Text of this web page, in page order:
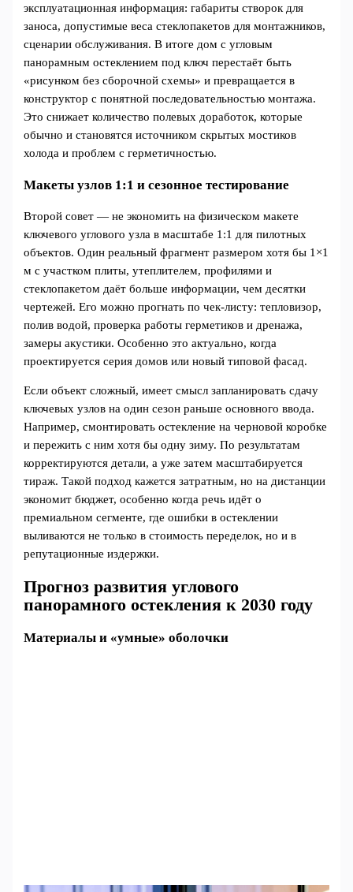
эксплуатационная информация: габариты створок для
заноса, допустимые веса стеклопакетов для монтажников,
сценарии обслуживания. В итоге дом с угловым
панорамным остеклением под ключ перестаёт быть
«рисунком без сборочной схемы» и превращается в
конструктор с понятной последовательностью монтажа.
Это снижает количество полевых доработок, которые
обычно и становятся источником скрытых мостиков
холода и проблем с герметичностью.
Макеты узлов 1:1 и сезонное тестирование
Второй совет — не экономить на физическом макете
ключевого углового узла в масштабе 1:1 для пилотных
объектов. Один реальный фрагмент размером хотя бы 1×1
м с участком плиты, утеплителем, профилями и
стеклопакетом даёт больше информации, чем десятки
чертежей. Его можно прогнать по чек‑листу: тепловизор,
полив водой, проверка работы герметиков и дренажа,
замеры акустики. Особенно это актуально, когда
проектируется серия домов или новый типовой фасад.
Если объект сложный, имеет смысл запланировать сдачу
ключевых узлов на один сезон раньше основного ввода.
Например, смонтировать остекление на черновой коробке
и пережить с ним хотя бы одну зиму. По результатам
корректируются детали, а уже затем масштабируется
тираж. Такой подход кажется затратным, но на дистанции
экономит бюджет, особенно когда речь идёт о
премиальном сегменте, где ошибки в остеклении
выливаются не только в стоимость переделок, но и в
репутационные издержки.
Прогноз развития углового
панорамного остекления к 2030 году
Материалы и «умные» оболочки